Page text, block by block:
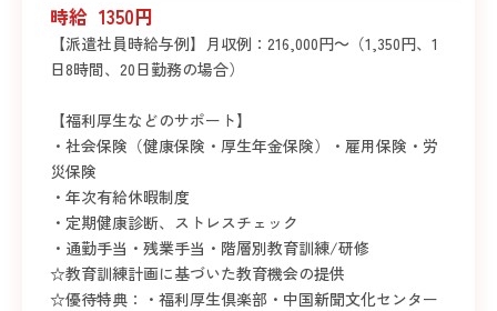
時給 1350円
【派遣社員時給与例】月収例：216,000円～（1,350円、1
日8時間、20日勤務の場合）
【福利厚生などのサポート】
・社会保険（健康保険・厚生年金保険）・雇用保険・労
災保険
・年次有給休暇制度
・定期健康診断、ストレスチェック
・通勤手当・残業手当・階層別教育訓練/研修
☆教育訓練計画に基づいた教育機会の提供
☆優待特典：・福利厚生倶楽部・中国新聞文化センター